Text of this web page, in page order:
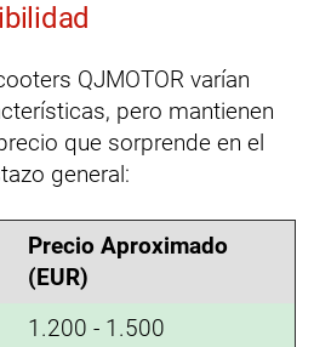
QJMOTOR varían
pero mantienen
que sorprende en el
general:
Precio Aproximado
(EUR)
1.200 - 1.500